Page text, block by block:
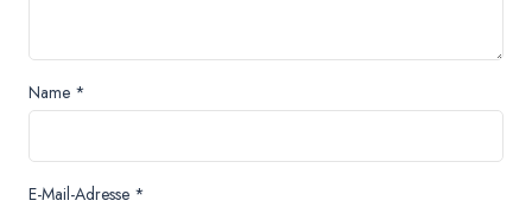
Name *
E-Mail-Adresse *